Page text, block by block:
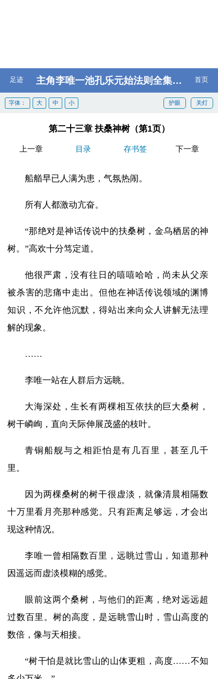
足迹 主角李唯一池孔乐元始法则全集阅读 首页
关灯
护眼
字体： 大 中 小
第二十三章 扶桑神树（第1页）
上一章 目录 存书签 下一章
船艏早已人满为患，气氛热闹。
所有人都激动亢奋。
“那绝对是神话传说中的扶桑树，金乌栖居的神
树。”高欢十分笃定道。
他很严肃，没有往日的嘻嘻哈哈，尚未从父亲
被杀害的悲痛中走出。但他在神话传说领域的渊博
知识，不允许他沉默，得站出来向众人讲解无法理
解的现象。
……
李唯一站在人群后方远眺。
大海深处，生长有两棵相互依扶的巨大桑树，
树干嶙峋，直向天际伸展茂盛的枝叶。
青铜船舰与之相距怕是有几百里，甚至几千
里。
因为两棵桑树的树干很虚淡，就像清晨相隔数
十万里看月亮那种感觉。只有距离足够远，才会出
现这种情况。
李唯一曾相隔数百里，远眺过雪山，知道那种
因遥远而虚淡模糊的感觉。
眼前这两个桑树，与他们的距离，绝对远远超
过数百里。树的高度，是远眺雪山时，雪山高度的
数倍，像与天相接。
“树干怕是就比雪山的山体更粗，高度……不知